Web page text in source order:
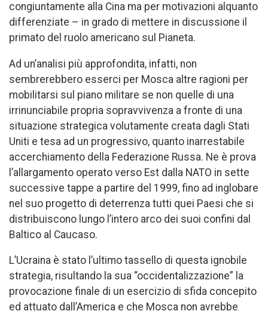
congiuntamente alla Cina ma per motivazioni alquanto
differenziate – in grado di mettere in discussione il
primato del ruolo americano sul Pianeta.
Ad un’analisi più approfondita, infatti, non
sembrerebbero esserci per Mosca altre ragioni per
mobilitarsi sul piano militare se non quelle di una
irrinunciabile propria sopravvivenza a fronte di una
situazione strategica volutamente creata dagli Stati
Uniti e tesa ad un progressivo, quanto inarrestabile
accerchiamento della Federazione Russa. Ne è prova
l’allargamento operato verso Est dalla NATO in sette
successive tappe a partire del 1999, fino ad inglobare
nel suo progetto di deterrenza tutti quei Paesi che si
distribuiscono lungo l’intero arco dei suoi confini dal
Baltico al Caucaso.
L’Ucraina è stato l’ultimo tassello di questa ignobile
strategia, risultando la sua “occidentalizzazione” la
provocazione finale di un esercizio di sfida concepito
ed attuato dall’America e che Mosca non avrebbe